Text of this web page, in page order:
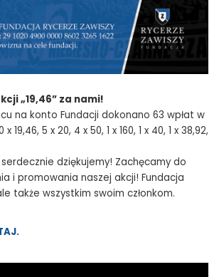
„19,46” za nami!
na konto Fundacji dokonano 63 wpłat w
x 19,46, 5 x 20, 4 x 50, 1 x 160, 1 x 40, 1 x 38,92,
dziękujemy! Zachęcamy do
i promowania naszej akcji! Fundacja
także wszystkim swoim członkom.